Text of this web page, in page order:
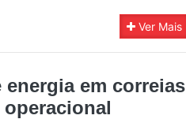
Ver Mais
energia em correias